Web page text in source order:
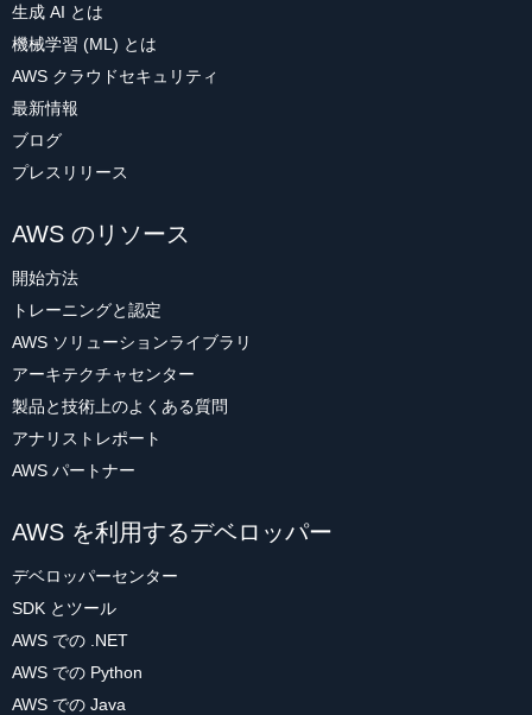
生成 AI とは
機械学習 (ML) とは
AWS クラウドセキュリティ
最新情報
ブログ
プレスリリース
AWS のリソース
開始方法
トレーニングと認定
AWS ソリューションライブラリ
アーキテクチャセンター
製品と技術上のよくある質問
アナリストレポート
AWS パートナー
AWS を利用するデベロッパー
デベロッパーセンター
SDK とツール
AWS での .NET
AWS での Python
AWS での Java